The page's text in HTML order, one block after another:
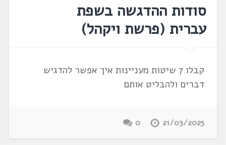
סודות ההדגשה בשפת
עברית (פרשת ויקהל)
קבלו 7 שיטות מעניינות איך אפשר להדגיש
דברים ולהבליט אותם
21/03/2025
0